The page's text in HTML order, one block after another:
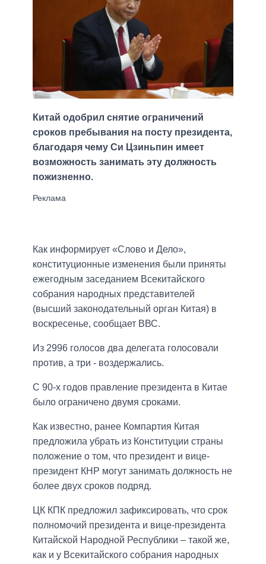
Китай одобрил снятие ограничений
сроков пребывания на посту президента,
благодаря чему Си Цзиньпин имеет
возможность занимать эту должность
пожизненно.
Как информирует «Слово и Дело»,
конституционные изменения были приняты
ежегодным заседанием Всекитайского
собрания народных представителей
(высший законодательный орган Китая) в
воскресенье, сообщает ВВС.
Из 2996 голосов два делегата голосовали
против, а три - воздержались.
С 90-х годов правление президента в Китае
было ограничено двумя сроками.
Как известно, ранее Компартия Китая
предложила убрать из Конституции страны
положение о том, что президент и вице-
президент КНР могут занимать должность не
более двух сроков подряд.
ЦК КПК предложил зафиксировать, что срок
полномочий президента и вице-президента
Китайской Народной Республики – такой же,
как и у Всекитайского собрания народных